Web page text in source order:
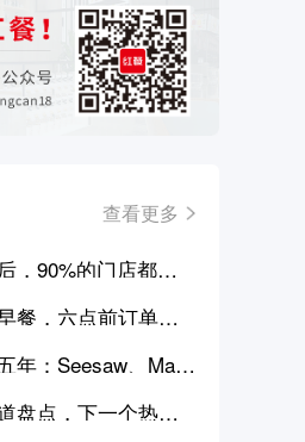
查看更多
，90%的门店都只
作秀？
餐，六点前订单大
年：Seesaw、Man
结出了不同的果
盘点，下一个热门